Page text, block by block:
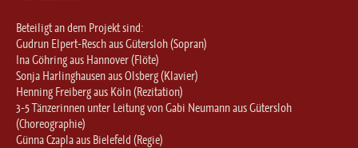
Beteiligt an dem Projekt sind:
Gudrun Elpert-Resch aus Gütersloh (Sopran)
Ina Göhring aus Hannover (Flöte)
Sonja Harlinghausen aus Olsberg (Klavier)
Henning Freiberg aus Köln (Rezitation)
3-5 Tänzerinnen unter Leitung von Gabi Neumann aus Gütersloh
(Choreographie)
Günna Czapla aus Bielefeld (Regie)